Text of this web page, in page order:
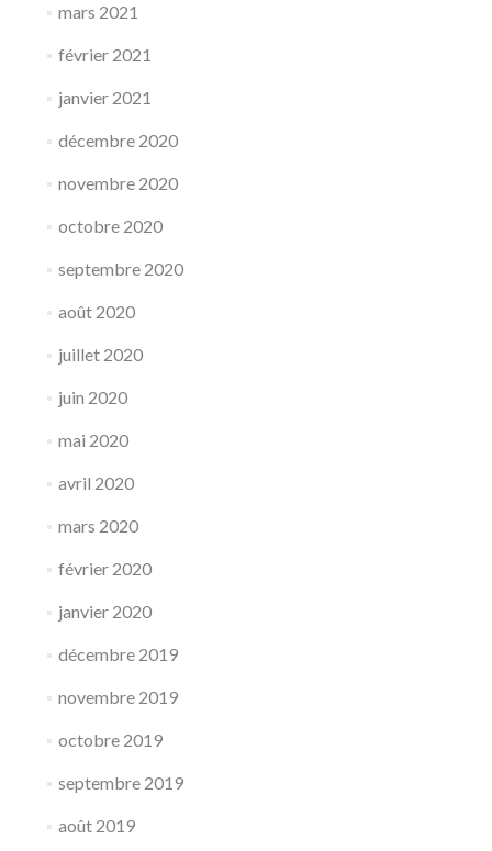
mars 2021
février 2021
janvier 2021
décembre 2020
novembre 2020
octobre 2020
septembre 2020
août 2020
juillet 2020
juin 2020
mai 2020
avril 2020
mars 2020
février 2020
janvier 2020
décembre 2019
novembre 2019
octobre 2019
septembre 2019
août 2019